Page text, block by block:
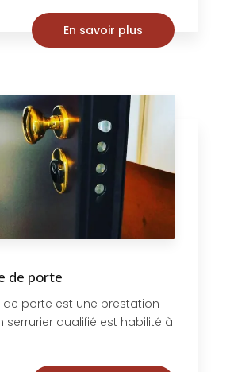
En savoir plus
de porte
de porte est une prestation
serrurier qualifié est habilité à